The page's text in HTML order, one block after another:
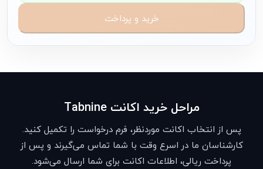
خرید و پرداخت
مراحل خرید اکانت Tabnine
پس از انتخاب اکانت موردنظر، فرم درخواست را تکمیل کنید.
کارشناسان ما در اسرع وقت با شما تماس می‌گیرند و پس از
پرداخت ریالی، اطلاعات اکانت برای شما ارسال می‌شود.